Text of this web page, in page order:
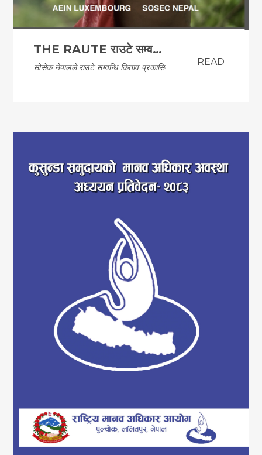
THE RAUTE राउटे सम्वन्धि किताव
सोसेक नेपालले राउटे सम्वन्धि किताव प्रकासित गरेको… READ